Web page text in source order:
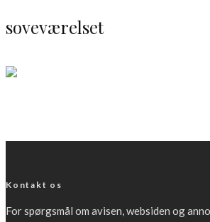
soveværelset
Kontakt os
For spørgsmål om avisen, websiden og